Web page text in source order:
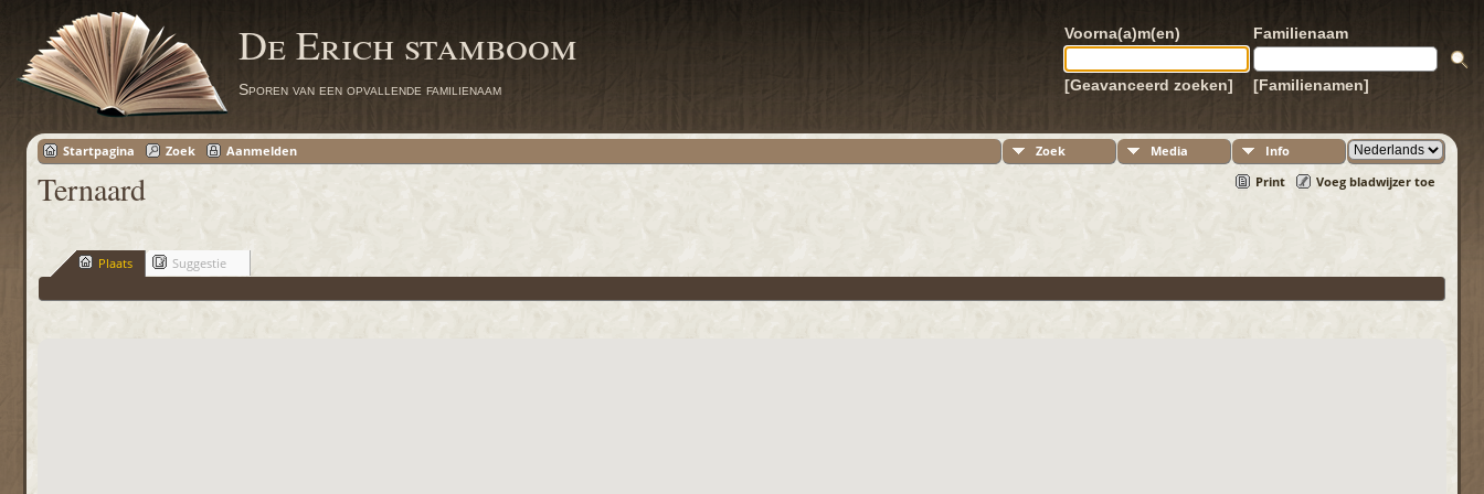
De Erich stamboom
Sporen van een opvallende familienaam
Voorna(a)m(en) Familienaam
[Geavanceerd zoeken] [Familienamen]
Startpagina Zoek Aanmelden Zoek Media
Info
Print
Voeg bladwijzer toe
Ternaard
Plaats Suggestie